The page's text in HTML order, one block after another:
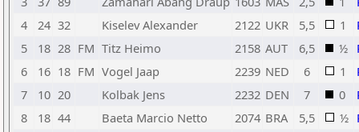
4
24 32 Kiselev Alexander 2122 UKR 5,5 1
5
18 28 FM Titz Heimo 2158 AUT 6,5 ½
6
16 18 FM Vogel Jaap 2239 NED 6 1
7
10 20 Kolbak Jens 2232 DEN 7 0
8
18 44 Baeta Marcio Netto 2074 BRA 5,5 ½